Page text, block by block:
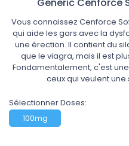
Vous connaissez Cenforce
qui aide les gars avec la
une érection. Il contient du
que le viagra, mais il est
Fondamentalement, c'est
ceux qui veulent
Sélectionner Doses:
100mg